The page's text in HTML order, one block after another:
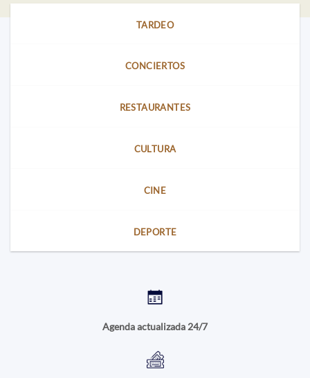
TARDEO
CONCIERTOS
RESTAURANTES
CULTURA
CINE
DEPORTE
Agenda actualizada 24/7